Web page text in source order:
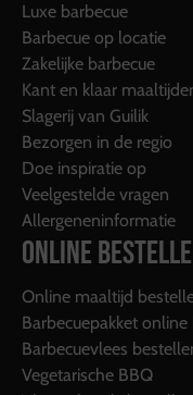
Luxe barbecue
Barbecue op locatie
Zakelijke barbecue
Kant en klaar
Slagerij van Guilik
Bezorgen in de regio
Doe inspiratie op
Veelgestelde vragen
Allergeneninformatie
ONLINE
Online maaltijd
Barbecuepakket
Barbecuevlees
Vegetarische BBQ